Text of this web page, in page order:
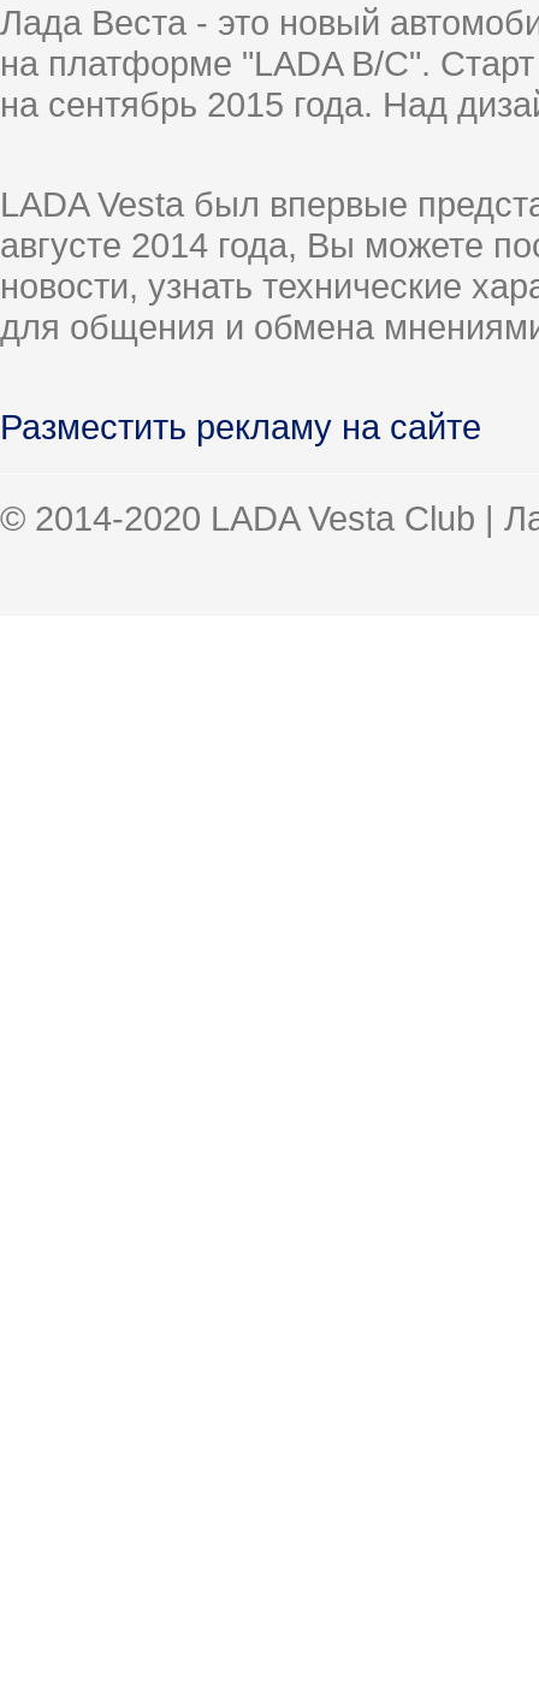
Лада Веста - это новый
на платформе "LADA B/C".
на сентябрь 2015 года. Над
LADA Vesta был впервые
августе 2014 года, Вы можете
новости, узнать технические
для общения и обмена
Разместить рекламу на сайте
© 2014-2020 LADA Vesta Club |